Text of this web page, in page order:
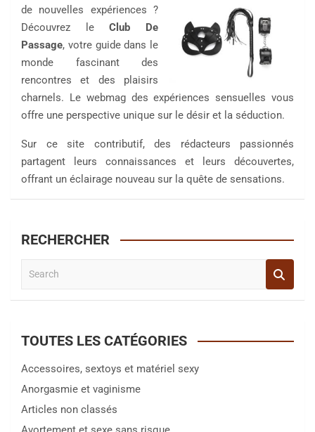
de nouvelles expériences ?
Découvrez leClub De
Passage, votre guide dans le
monde fascinant des
rencontres et des plaisirs
charnels. Le webmag des expériences sensuelles vous
offre une perspective unique sur le désir et la séduction.
Sur ce site contributif, des rédacteurs passionnés
partagent leurs connaissances et leurs découvertes,
offrant un éclairage nouveau sur la quête de sensations.
RECHERCHER
a
c
TOUTES LES CATÉGORIES
Accessoires, sextoys et matériel sexy
Anorgasmie et vaginisme
Articles non classés